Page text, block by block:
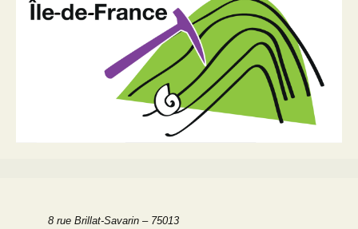
8 rue Brillat-Savarin – 75013